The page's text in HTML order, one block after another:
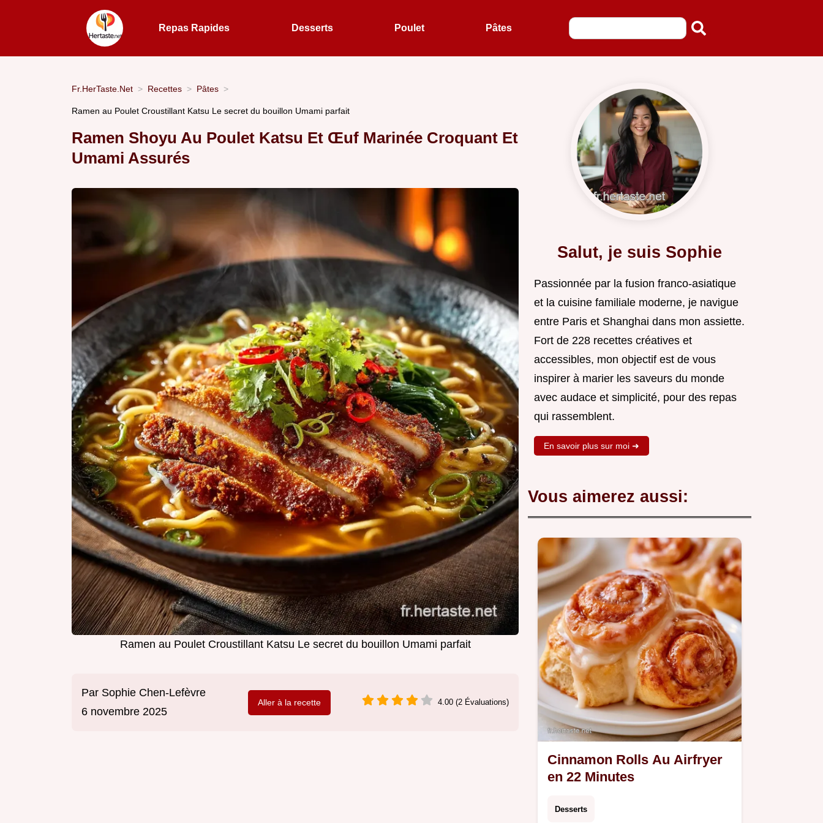
Repas Rapides Desserts Poulet Pâtes
Fr.HerTaste.Net Recettes Pâtes
Ramen au Poulet Croustillant Katsu Le secret du bouillon Umami parfait
Ramen Shoyu Au Poulet Katsu Et Œuf Marinée Croquant Et
Umami Assurés
Ramen au Poulet Croustillant Katsu Le secret du bouillon Umami parfait
Par Sophie Chen-Lefèvre
6 novembre 2025
Aller à la recette 4.00 (2 Évaluations)
Salut, je suis Sophie
Passionnée par la fusion franco-asiatique
et la cuisine familiale moderne, je navigue
entre Paris et Shanghai dans mon assiette.
Fort de 228 recettes créatives et
accessibles, mon objectif est de vous
inspirer à marier les saveurs du monde
avec audace et simplicité, pour des repas
qui rassemblent.
En savoir plus sur moi ➜
Vous aimerez aussi:
Cinnamon Rolls Au Airfryer
en 22 Minutes
Desserts